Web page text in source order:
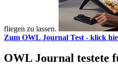
fliegen zu lassen.
Zum OWL Journal Test - klick
OWL Journal testete